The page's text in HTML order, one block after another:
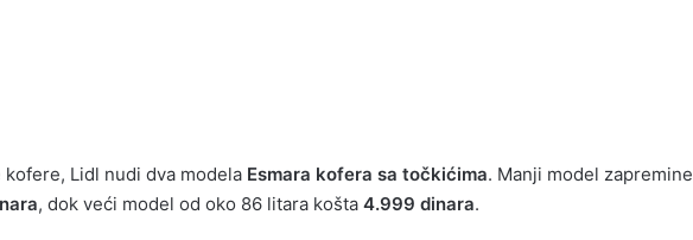
Lidl nudi dva modela Esmara kofera sa točkićima. Manji model zapremine
, dok veći model od oko 86 litara košta 4.999 dinara.